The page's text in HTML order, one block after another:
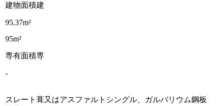
建物面積建
95.37m²
95m²
専有面積専
-
スレート葺又はアスファルトシングル、ガルバリウム鋼板